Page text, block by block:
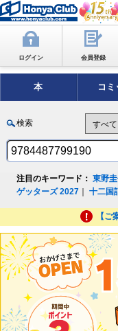
ログイン 会員登録
本 コミ
検索
注目のキーワード： 東野
ゲッターズ 2027 ｜十二国
【ご